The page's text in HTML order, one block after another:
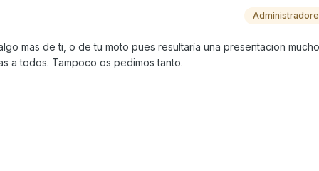
mas de ti, o de tu moto pues resultaría una presentacion
a todos. Tampoco os pedimos tanto.